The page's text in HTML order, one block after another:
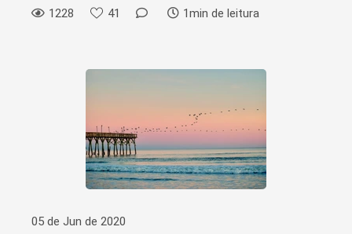
1228 41 1min de leitura
05 de Jun de 2020